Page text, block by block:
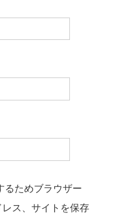
るためブラウザー
ス、サイトを保存